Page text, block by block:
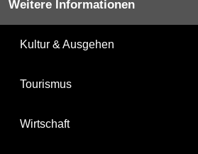
Weitere Informationen
Kultur & Ausgehen
Tourismus
Wirtschaft